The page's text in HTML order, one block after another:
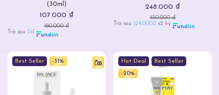
(30ml)
107.000 ₫
180.000 ₫
Trả sau 0đ
248.000 ₫
450.000 ₫
Trả sau 124.000đ x2 kỳ
Best Seller -31% Hot Deal Best Seller
-20%